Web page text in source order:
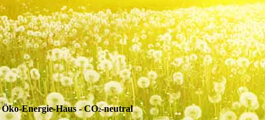
Öko-Energie-Haus - CO2-neutral